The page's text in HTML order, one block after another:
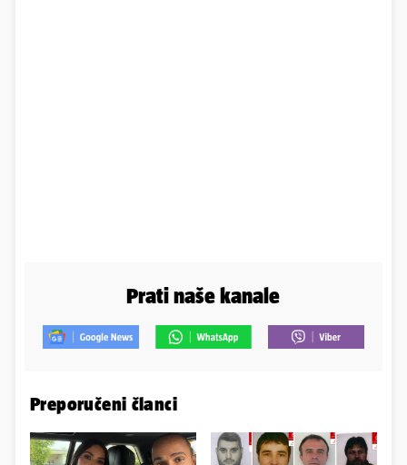
Prati naše kanale
Preporučeni članci